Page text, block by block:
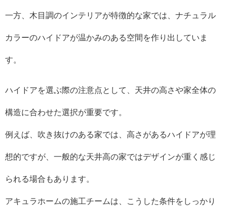
一方、木目調のインテリアが特徴的な家では、ナチュラル
カラーのハイドアが温かみのある空間を作り出していま
す。
ハイドアを選ぶ際の注意点として、天井の高さや家全体の
構造に合わせた選択が重要です。
例えば、吹き抜けのある家では、高さがあるハイドアが理
想的ですが、一般的な天井高の家ではデザインが重く感じ
られる場合もあります。
アキュラホームの施工チームは、こうした条件をしっかり